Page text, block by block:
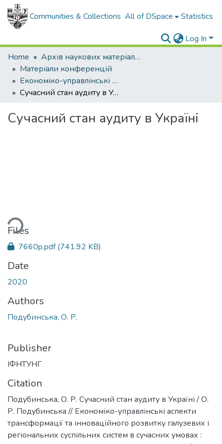
Communities & Collections All of DSpace Statistics
Log In
Home
Архів наукових матеріалів
Матеріали конференцій
Економіко-управлінські аспекти трансформації та інноваційного розвитку галузевих і регіональних суспільних систем в сучасних умовах 2020
Сучасний стан аудиту в Україні
Сучасний стан аудиту в Україні
Files
7660p.pdf(741.92 KB)
Date
2020
Authors
Подубинська, О. Р.
Publisher
ІФНТУНГ
Citation
Подубинська, О. Р. Сучасний стан аудиту в Україні / О.
Р. Подубинська // Економіко-управлінські аспекти
трансформації та інноваційного розвитку галузевих і
регіональних суспільних систем в сучасних умовах :